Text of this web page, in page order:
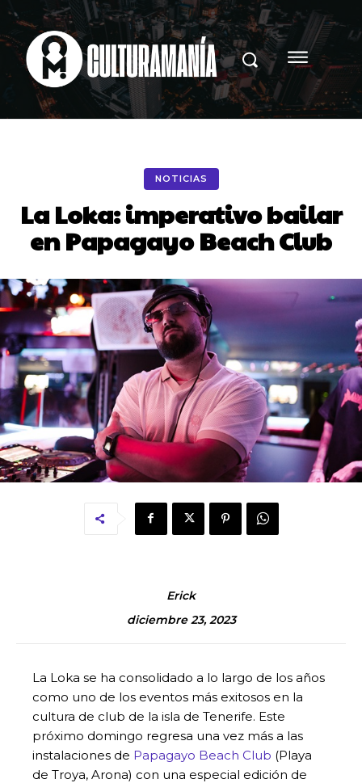
NOTICIAS
La Loka: imperativo bailar
en Papagayo Beach Club
Erick
diciembre 23, 2023
La Loka se ha consolidado a lo largo de los años
como uno de los eventos más exitosos en la
cultura de club de la isla de Tenerife. Este
próximo domingo regresa una vez más a las
instalaciones de Papagayo Beach Club (Playa
de Troya, Arona) con una especial edición de